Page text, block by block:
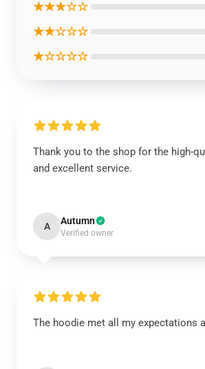
★★★☆☆
★★☆☆☆
★☆☆☆☆
Thank you to the shop for the high-
and excellent service.
A Autumn
Verified owner
The hoodie met all my expectations